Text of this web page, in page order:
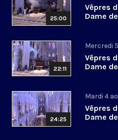
25:00
Vêpres
Dame
22:11
Mercredi
Vêpres
Dame
24:25
Mardi 4
Vêpres
Dame